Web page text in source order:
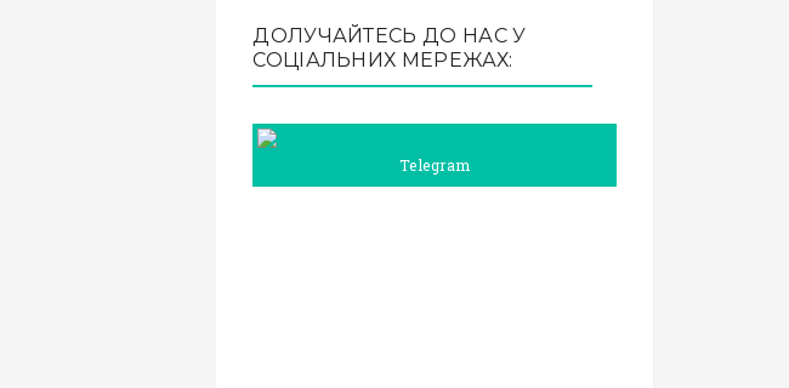
ДОЛУЧАЙТЕСЬ ДО НАС У
СОЦІАЛЬНИХ МЕРЕЖАХ:
Telegram